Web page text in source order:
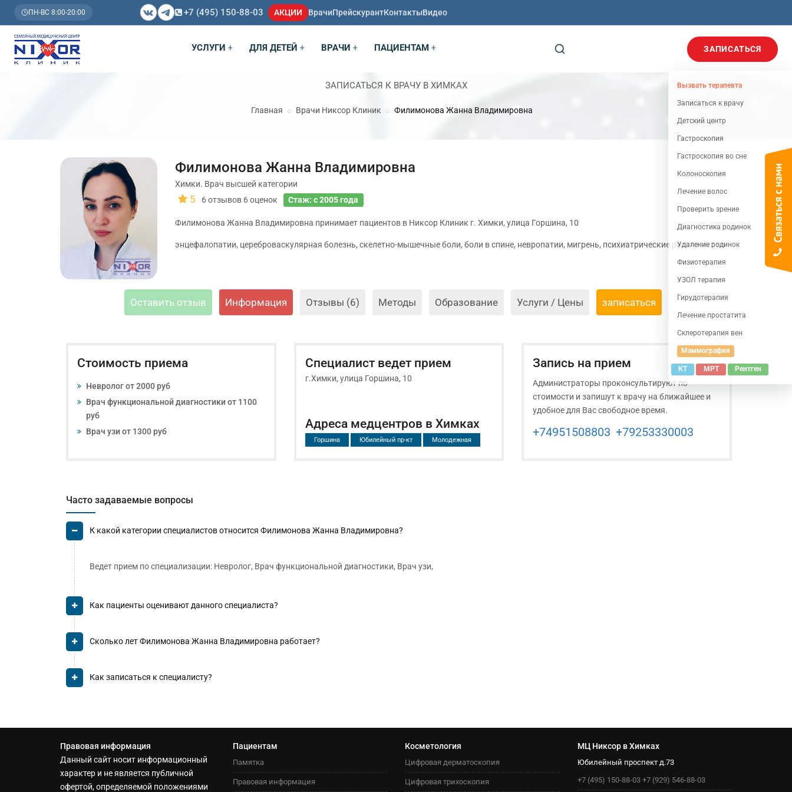
ПН-ВС 8:00-20:00 +7 (495) 150-88-03 АКЦИИ ВрачиПрейскурантКонтактыВидео
УСЛУГИ + ДЛЯ ДЕТЕЙ + ВРАЧИ + ПАЦИЕНТАМ + ЗАПИСАТЬСЯ
ЗАПИСАТЬСЯ К ВРАЧУ В ХИМКАХ
Главная Врачи Никсор Клиник Филимонова Жанна Владимировна
Филимонова Жанна Владимировна
Химки. Врач высшей категории
5 6отзывов 6оценок Стаж: с 2005 года
Филимонова Жанна Владимировна принимает пациентов в Никсор Клиник г. Химки, улица Горшина, 10
энцефалопатии, цереброваскулярная болезнь, скелетно-мышечные боли, боли в спине, невропатии, мигрень, психиатрические расстройства
Оставить отзыв Информация Отзывы (6) Методы Образование Услуги / Цены записаться
Стоимость приема
Невролог от 2000 руб
Врач функциональной диагностики от 1100
руб
Врач узи от 1300 руб
Специалист ведет прием
г.Химки, улица Горшина, 10
Адреса медцентров в Химках
Горшина Юбилейный пр-кт Молодежная
Запись на прием
Администраторы проконсультируют по
стоимости и запишут к врачу на ближайшее и
удобное для Вас свободное время.
+74951508803 +79253330003
Часто задаваемые вопросы
К какой категории специалистов относится Филимонова Жанна Владимировна?
Ведет прием по специализации: Невролог, Врач функциональной диагностики, Врач узи,
Как пациенты оценивают данного специалиста?
Сколько лет Филимонова Жанна Владимировна работает?
Как записаться к специалисту?
Вызвать терапевта
Записаться к врачу
Детский центр
Гастроскопия
Гастроскопия во сне
Колоноскопия
Лечение волос
Проверить зрение
Диагностика родинок
Удаление родинок
Физиотерапия
УЗОЛ терапия
Гирудотерапия
Лечение простатита
Склеротерапия вен
Маммография
КТ МРТ Рентген
Правовая информация
Данный сайт носит информационный
характер и не является публичной
офертой, определяемой положениями
Пациентам
Памятка
Правовая информация
Косметология
Цифровая дерматоскопия
Цифровая трихоскопия
МЦ Никсор в Химках
Юбилейный проспект д.73
+7 (495) 150-88-03 +7 (929) 546-88-03